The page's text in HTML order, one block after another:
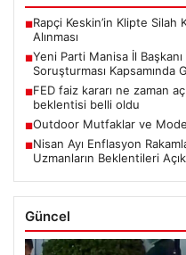
■Rapçi Keskin’in Klipte Silah
Alınması
■Yeni Parti Manisa İl
Soruşturması Kapsamında
■FED faiz kararı ne zaman
beklentisi belli oldu
■Outdoor Mutfaklar ve
■Nisan Ayı Enflasyon
Uzmanların Beklentileri
Güncel